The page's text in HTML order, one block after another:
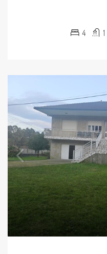
4 1